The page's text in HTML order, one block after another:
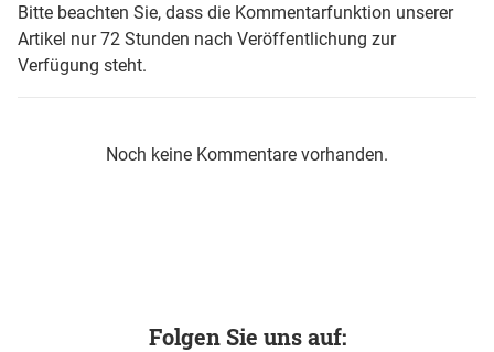
Bitte beachten Sie, dass die Kommentarfunktion unserer
Artikel nur 72 Stunden nach Veröffentlichung zur
Verfügung steht.
Noch keine Kommentare vorhanden.
Folgen Sie uns auf: